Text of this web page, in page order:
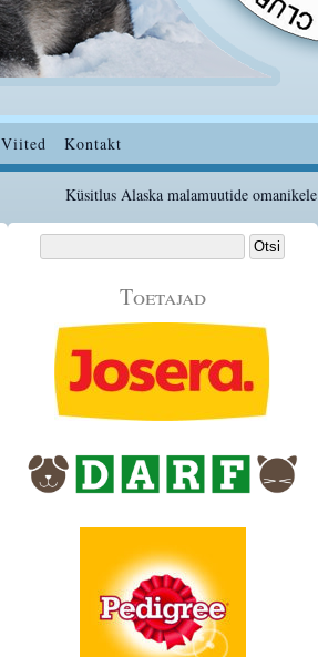
Viited Kontakt
Küsitlus Alaska malamuutide omanikele
Otsi:
Toetajad